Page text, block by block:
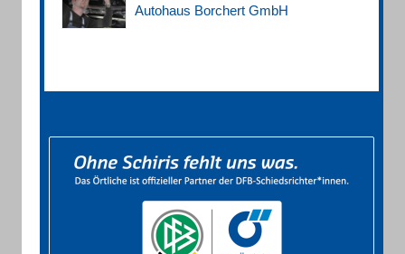
Autohaus Borchert GmbH